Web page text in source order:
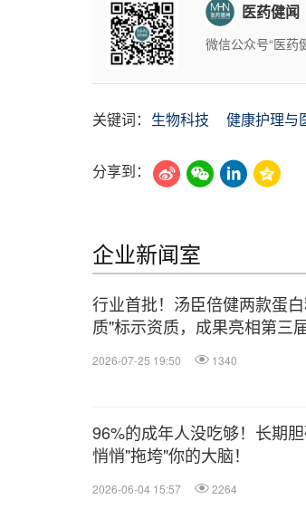
医药健闻
微信公众号“医药
关键词： 生物科技 健康护理与
分享到：
企业新闻室
行业首批！汤臣倍健两款蛋
质"标示资质，成果亮相第三
2026-07-25 19:50 1340
96%的成年人没吃够！长期
悄悄"拖垮"你的大脑！
2026-06-04 15:57 2264